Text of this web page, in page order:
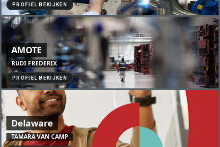
PROFIEL BEKIJKEN
AMOTE
RUDI FREDERIX
PROFIEL BEKIJKEN
Delaware
TAMARA VAN CAMP